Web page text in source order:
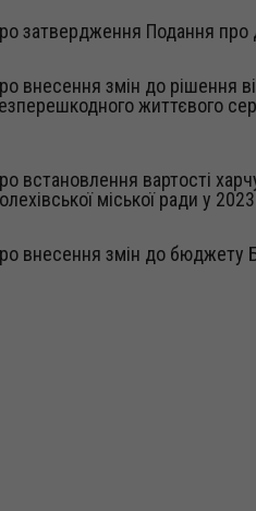
затвердження Подання про
внесення змін до рішення
життєвого
встановлення вартості
міської ради у
внесення змін до бюджету